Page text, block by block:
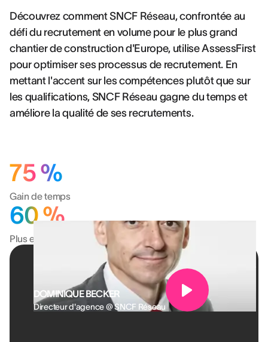
Découvrez comment SNCF Réseau, confrontée au
défi du recrutement en volume pour le plus grand
chantier de construction d'Europe, utilise AssessFirst
pour optimiser ses processus de recrutement. En
mettant l'accent sur les compétences plutôt que sur
les qualifications, SNCF Réseau gagne du temps et
améliore la qualité de ses recrutements.
75 %
Gain de temps
60 %
Plus efficace
DOMINIQUE BECKER
Directeur d'agence @ SNCF Réseau